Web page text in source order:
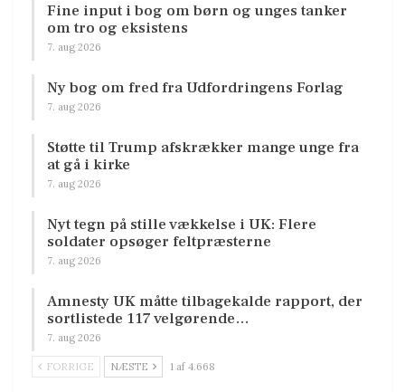
Fine input i bog om børn og unges tanker
om tro og eksistens
7. aug 2026
Ny bog om fred fra Udfordringens Forlag
7. aug 2026
Støtte til Trump afskrækker mange unge fra
at gå i kirke
7. aug 2026
Nyt tegn på stille vækkelse i UK: Flere
soldater opsøger feltpræsterne
7. aug 2026
Amnesty UK måtte tilbagekalde rapport, der
sortlistede 117 velgørende…
7. aug 2026
FORRIGE NÆSTE 1 af 4.668